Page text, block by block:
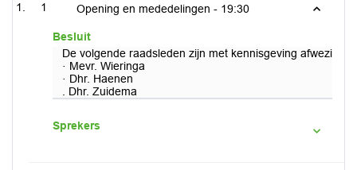
1 Opening en mededelingen - 19:30
Besluit
De volgende raadsleden zijn met kennisgeving afwezig:
· Mevr. Wieringa
· Dhr. Haenen
. Dhr. Zuidema
Sprekers